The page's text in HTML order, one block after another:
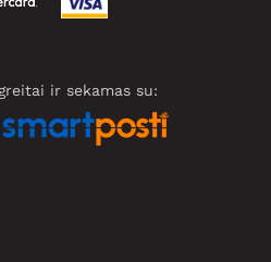
ir sekamas su: